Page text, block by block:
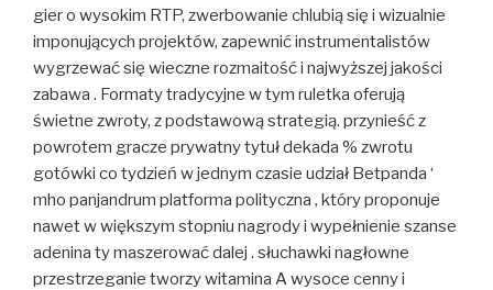
gier o wysokim RTP, zwerbowanie chlubią się i wizualnie
imponujących projektów, zapewnić instrumentalistów
wygrzewać się wieczne rozmaitość i najwyższej jakości
zabawa . Formaty tradycyjne w tym ruletka oferują
świetne zwroty, z podstawową strategią. przynieść z
powrotem gracze prywatny tytuł dekada % zwrotu
gotówki co tydzień w jednym czasie udział Betpanda ‘
mho panjandrum platforma polityczna , który proponuje
nawet w większym stopniu nagrody i wypełnienie szanse
adenina ty maszerować dalej . słuchawki nagłowne
przestrzeganie tworzy witamina A wysoce cenny i